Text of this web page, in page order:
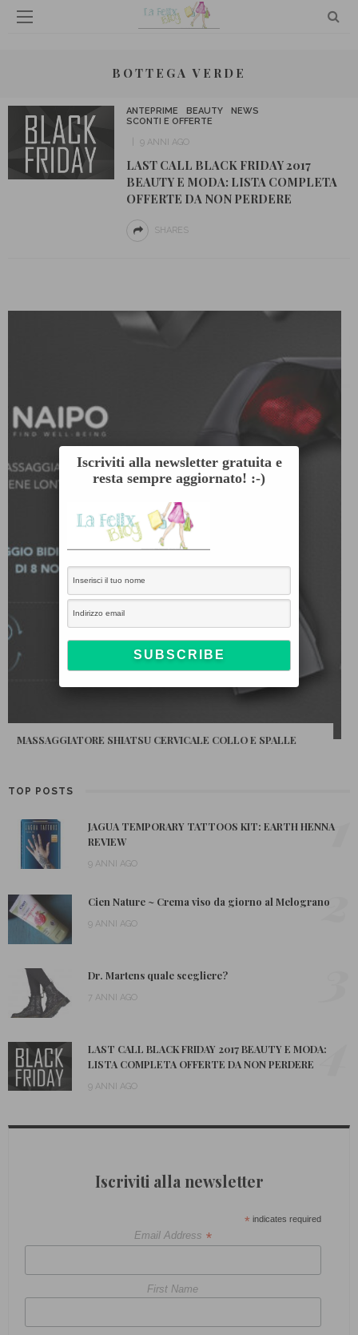
BOTTEGA VERDE
ANTEPRIME BEAUTY
NEWS
SCONTI E OFFERTE
9 ANNI AGO
LAST CALL BLACK FRIDAY 2017
BEAUTY E MODA: LISTA COMPLETA
OFFERTE DA NON PERDERE
SHARES
NEE MAKEUP MILANO: IL FONDOTINTA PERFETTO PER
COPRIRE LE IMPERFEZIONI
TOP POSTS
JAGUA TEMPORARY TATTOOS KIT: EARTH HENNA
REVIEW
9 ANNI AGO
1
Cien Nature ~ Crema viso da giorno al Melograno
9 ANNI AGO 2
Dr. Martens quale scegliere?
7 ANNI AGO
LAST CALL BLACK FRIDAY 2017 BEAUTY E MODA:
LISTA COMPLETA OFFERTE DA NON PERDERE
9 ANNI AGO
4
Iscriviti alla newsletter
* indicates required
Email Address *
First Name
Iscriviti alla newsletter gratuita e
resta sempre aggiornato! :-)